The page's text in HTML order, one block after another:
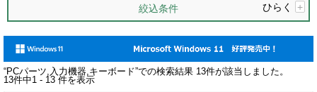
絞込条件 ひらく +
“PCパーツ,入力機器,キーボード”での検索結果 13件が該当しました。
13件中1 - 13 件を表示